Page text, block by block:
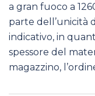
a gran fuoco a
parte dell’unicità
indicativo, in
spessore del
magazzino,